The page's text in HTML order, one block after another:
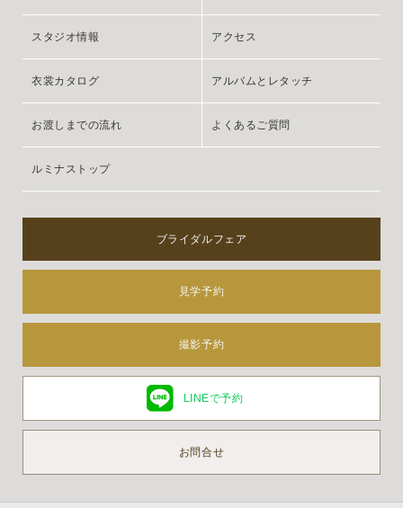
スタジオ情報 アクセス
衣裳カタログ アルバムとレタッチ
お渡しまでの流れ よくあるご質問
ルミナストップ
ブライダルフェア
見学予約
撮影予約
LINEで予約
お問合せ